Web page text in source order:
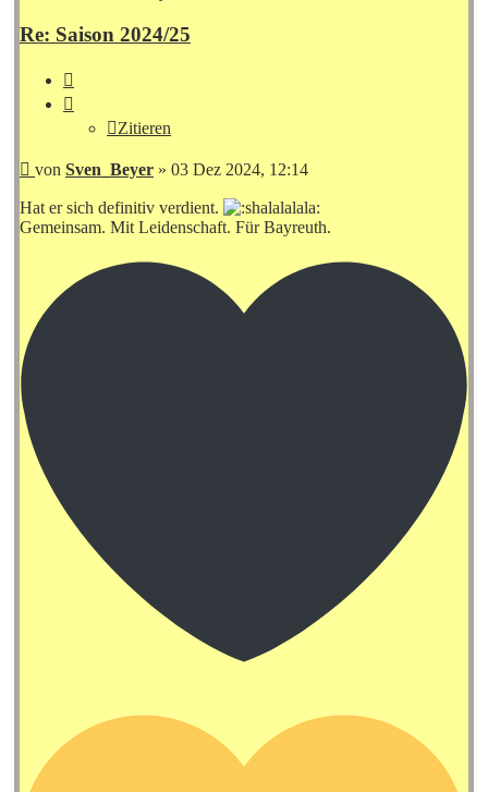
Re: Saison 2024/25
Zitieren
Beitrag
von Sven_Beyer » 03 Dez 2024, 12:14
Hat er sich definitiv verdient.
Gemeinsam. Mit Leidenschaft. Für Bayreuth.